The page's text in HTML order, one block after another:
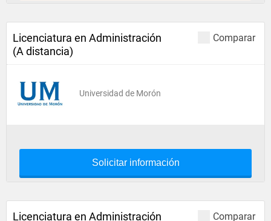
Comparar
Licenciatura en Administración
(A distancia)
Universidad de Morón
Solicitar información
Comparar
Licenciatura en Administración